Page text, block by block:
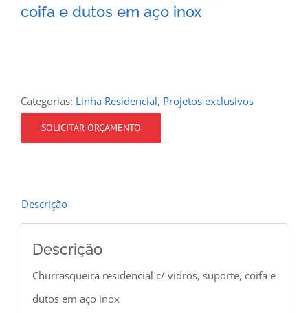
coifa e dutos em aço inox
Categorias: Linha Residencial, Projetos exclusivos
SOLICITAR ORÇAMENTO
Descrição
Descrição
Churrasqueira residencial c/ vidros, suporte, coifa e
dutos em aço inox